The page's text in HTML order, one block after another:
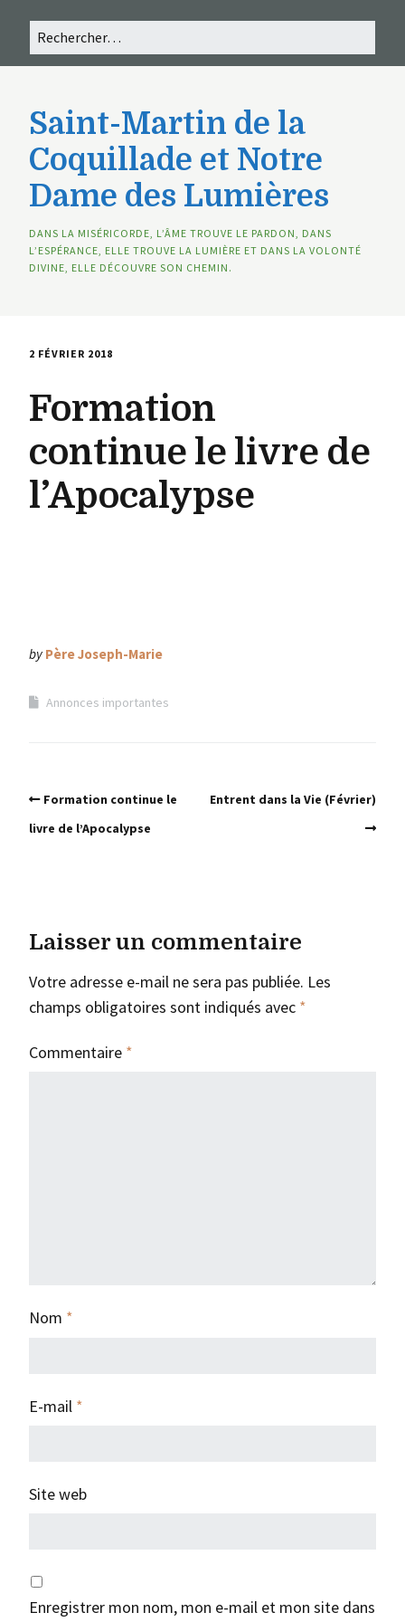
Saint-Martin de la
Coquillade et Notre
Dame des Lumières
DANS LA MISÉRICORDE, L’ÂME TROUVE LE PARDON, DANS
L’ESPÉRANCE, ELLE TROUVE LA LUMIÈRE ET DANS LA VOLONTÉ
DIVINE, ELLE DÉCOUVRE SON CHEMIN.
2 FÉVRIER 2018
Formation
continue le livre de
l’Apocalypse
by Père Joseph-Marie
Annonces importantes
Formation continue le
livre de l’Apocalypse
Entrent dans la Vie (Février)
Laisser un commentaire
Votre adresse e-mail ne sera pas publiée. Les
champs obligatoires sont indiqués avec *
Commentaire *
Nom *
E-mail *
Site web
Enregistrer mon nom, mon e-mail et mon site dans